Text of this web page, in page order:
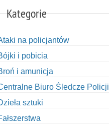
Kategorie
na policjantów
i pobicia
i amunicja
Biuro Śledcze Policji
sztuki